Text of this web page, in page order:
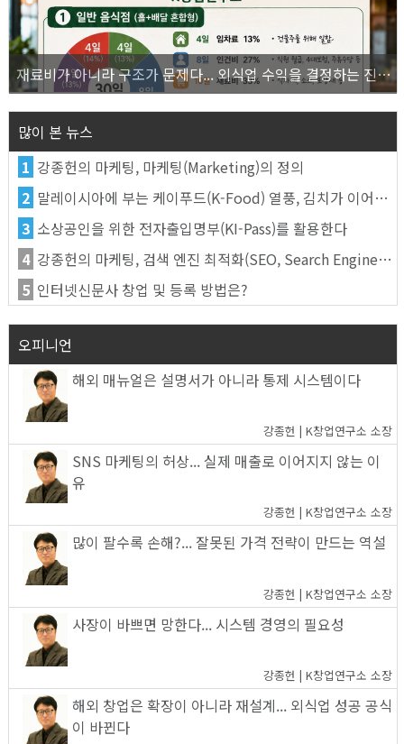
재료비가 아니라 구조가 문제다... 외식업 수익을 결정하는 진짜 숫자의 비밀
많이 본 뉴스
1 강종헌의 마케팅, 마케팅(Marketing)의 정의
2 말레이시아에 부는 케이푸드(K-Food) 열풍, 김치가 이어간다
3 소상공인을 위한 전자출입명부(KI-Pass)를 활용한다
4 강종헌의 마케팅, 검색 엔진 최적화(SEO, Search Engine Optimization)란
5 인터넷신문사 창업 및 등록 방법은?
오피니언
해외 매뉴얼은 설명서가 아니라 통제 시스템이다
강종헌 | K창업연구소 소장
SNS 마케팅의 허상... 실제 매출로 이어지지 않는 이
유
강종헌 | K창업연구소 소장
많이 팔수록 손해?... 잘못된 가격 전략이 만드는 역설
강종헌 | K창업연구소 소장
사장이 바쁘면 망한다... 시스템 경영의 필요성
강종헌 | K창업연구소 소장
해외 창업은 확장이 아니라 재설계... 외식업 성공 공식
이 바뀐다